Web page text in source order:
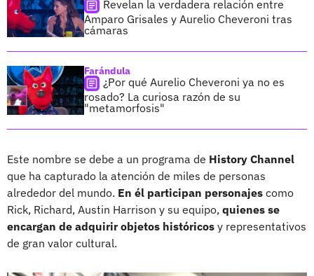
Revelan la verdadera relación entre
Amparo Grisales y Aurelio Cheveroni tras
cámaras
Farándula
¿Por qué Aurelio Cheveroni ya no es
rosado? La curiosa razón de su
"metamorfosis"
Este nombre se debe a un programa de History Channel
que ha capturado la atención de miles de personas
alrededor del mundo. En él participan personajes como
Rick, Richard, Austin Harrison y su equipo, quienes se
encargan de adquirir objetos históricos y representativos
de gran valor cultural.